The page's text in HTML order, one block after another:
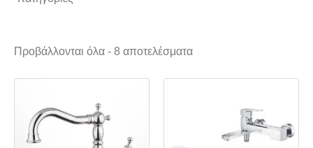
Μπαταρίες
Μπαταρίες νιπτήρα
Μπαταρίες Νιπτήρος
Προβάλλονται όλα - 8 αποτελέσματα